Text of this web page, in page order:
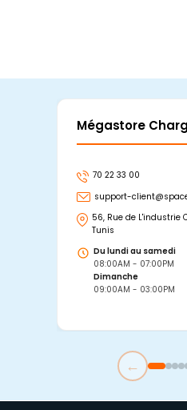
Mégastore
70 22 33 00
support-
56, Rue de L'industrie
Tunis
Du lundi au samedi
08:00AM - 07:00PM
Dimanche
09:00AM - 03:00PM
←